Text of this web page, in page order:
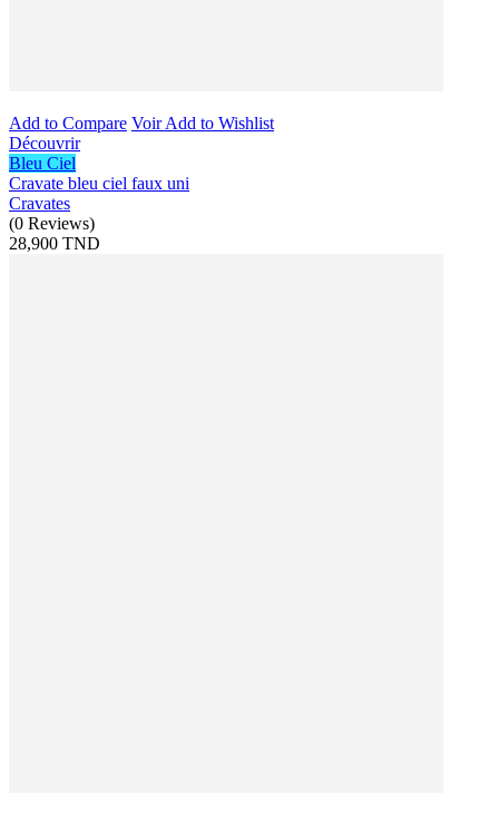
Add to Compare VoirAdd to Wishlist
Découvrir
Bleu Ciel
Cravate bleu ciel faux uni
Cravates
(0 Reviews)
28,900 TND